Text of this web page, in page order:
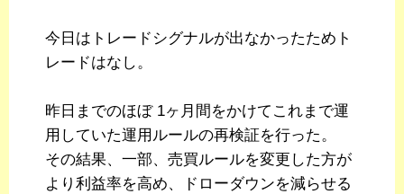
今日はトレードシグナルが出なかったためト
レードはなし。
昨日までのほぼ 1ヶ月間をかけてこれまで運
用していた運用ルールの再検証を行った。
その結果、一部、売買ルールを変更した方が
より利益率を高め、ドローダウンを減らせる